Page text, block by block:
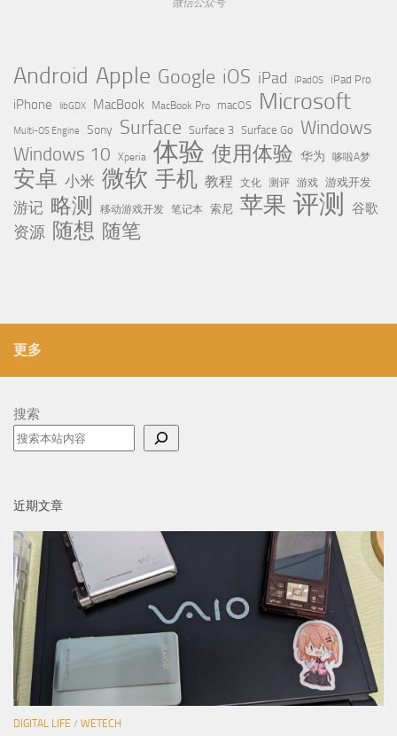
微信公众号
Android Apple Google iOS iPad iPadOS iPad Pro
iPhone libGDX MacBook MacBook Pro macOS Microsoft
Multi-OS Engine Sony Surface Surface 3 Surface Go Windows
Windows 10 Xperia 体验 使用体验 华为 哆啦A梦
安卓 小米 微软 手机 教程 文化 测评 游戏 游戏开发
游记 略测 移动游戏开发 笔记本 索尼 苹果 评测 谷歌
资源 随想 随笔
更多
搜索
近期文章
DIGITAL LIFE / WETECH